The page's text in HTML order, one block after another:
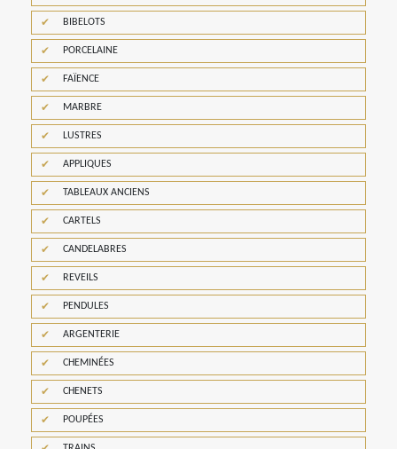
BIBELOTS
PORCELAINE
FAÏENCE
MARBRE
LUSTRES
APPLIQUES
TABLEAUX ANCIENS
CARTELS
CANDELABRES
REVEILS
PENDULES
ARGENTERIE
CHEMINÉES
CHENETS
POUPÉES